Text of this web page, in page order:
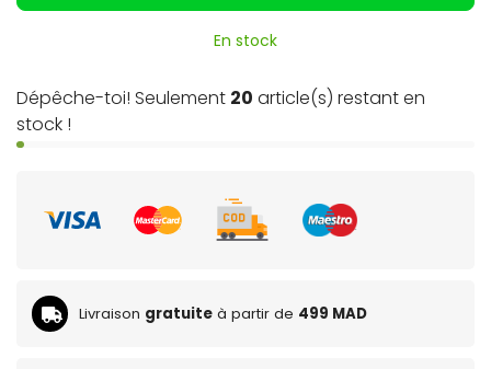
En stock
Dépêche-toi! Seulement 20 article(s) restant en
stock !
Livraison gratuite à partir de 499 MAD